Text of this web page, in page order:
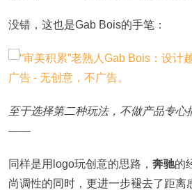
没错，这也是Gab Bois的手笔：
至于选择第二种玩法，不做产品专心
——
同样是用logo玩创意的思路， 奔驰的
尚调性的同时，更进一步褪去了距离